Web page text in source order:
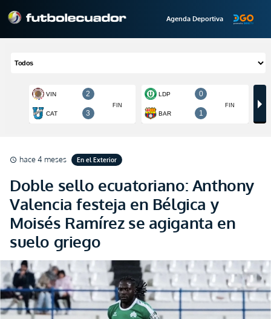
Agenda Deportiva
schedule hace 4 meses En el Exterior
Doble sello ecuatoriano: Anthony
Valencia festeja en Bélgica y
Moisés Ramírez se agiganta en
suelo griego